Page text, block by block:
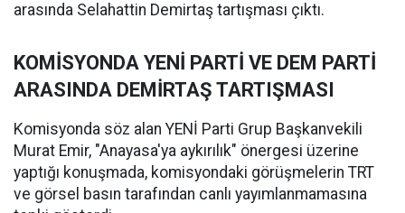
arasında Selahattin Demirtaş tartışması çıktı.
KOMİSYONDA YENİ PARTİ VE DEM PARTİ
ARASINDA DEMİRTAŞ TARTIŞMASI
Komisyonda söz alan YENİ Parti Grup Başkanvekili
Murat Emir, "Anayasa'ya aykırılık" önergesi üzerine
yaptığı konuşmada, komisyondaki görüşmelerin TRT
ve görsel basın tarafından canlı yayımlanmamasına